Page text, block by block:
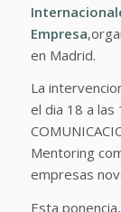
Empresa
en Madrid.
La
el dia 18 a las
Mentoring
empresas
Esta